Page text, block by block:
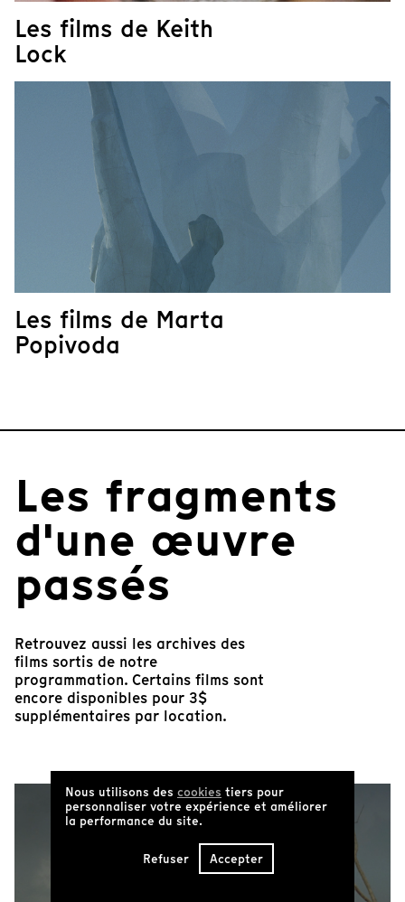
Les films de Keith
Lock
Les films de Marta
Popivoda
Les fragments
d'une œuvre
passés
Retrouvez aussi les archives des
films sortis de notre
programmation. Certains films sont
encore disponibles pour 3$
supplémentaires par location.
Nous utilisons des cookies tiers pour
personnaliser votre expérience et améliorer
la performance du site.
Refuser Accepter